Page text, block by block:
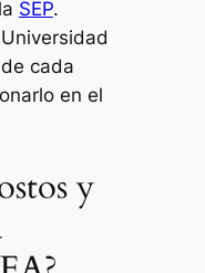
SEP.
cada
en el
y